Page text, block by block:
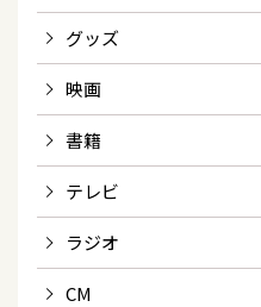
グッズ
映画
書籍
テレビ
ラジオ
CM